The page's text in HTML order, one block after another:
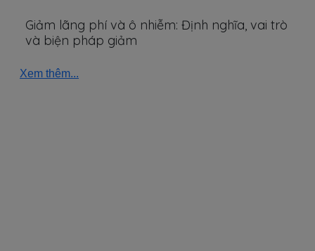
Giảm lãng phí và ô nhiễm: Định nghĩa, vai trò
và biện pháp giảm
Xem thêm...